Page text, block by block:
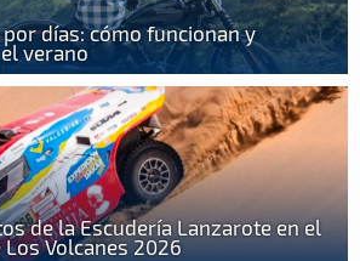
días: cómo funcionan y
verano
de la Escudería Lanzarote en el
Volcanes 2026